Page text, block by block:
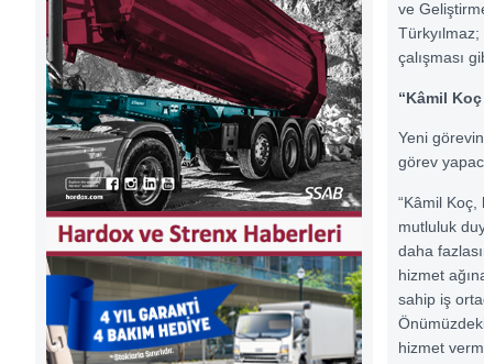
ve
çalışması
“Kâmil
Yeni
görev
“Kâmil
mutluluk
daha
hizmet
sahip iş
hizmet